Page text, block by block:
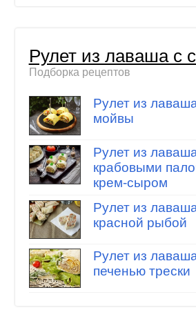
Рулет из лаваша с
Подборка рецептов
Рулет из
мойвы
Рулет из
крабовыми
крем-сыром
Рулет из
красной рыбой
Рулет из
печенью трески